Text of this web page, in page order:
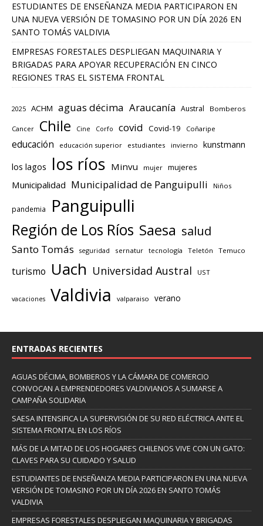
ESTUDIANTES DE ENSEÑANZA MEDIA PARTICIPARON EN
UNA NUEVA VERSIÓN DE TOMASINO POR UN DÍA 2026 EN
SANTO TOMÁS VALDIVIA
EMPRESAS FORESTALES DESPLIEGAN MAQUINARIA Y
BRIGADAS PARA APOYAR RECUPERACIÓN EN CINCO
REGIONES TRAS EL SISTEMA FRONTAL
2025 ACHM aguas décima Araucanía Austral Bomberos
Cancer Chile Cine Corfo covid Covid-19 Coñaripe
educación educación superior estudiantes invierno kunstmann
los lagos los ríos Minvu mujer mujeres
Municipalidad Municipalidad de Panguipulli Niños
pandemia Panguipulli
Región de Los Ríos Saesa salud
Santo Tomás seguridad sernatur tecnología Teletón Temuco
turismo Uach Universidad Austral UST
vacaciones Valdivia valparaiso verano
ENTRADAS RECIENTES
AGUAS DÉCIMA, BOMBEROS Y LA CÁMARA DE COMERCIO
CONVOCAN A EMPRENDEDORES VALDIVIANOS A SUMARSE A
CAMPAÑA SOLIDARIA
SAESA INTENSIFICA LA SUPERVISIÓN DE SU RED ELÉCTRICA ANTE EL
SISTEMA FRONTAL EN LOS RÍOS
MÁS DE LA MITAD DE LOS HOGARES CHILENOS VIVE CON UN GATO:
CLAVES PARA SU CUIDADO Y SALUD
ESTUDIANTES DE ENSEÑANZA MEDIA PARTICIPARON EN UNA NUEVA
VERSIÓN DE TOMASINO POR UN DÍA 2026 EN SANTO TOMÁS
VALDIVIA
EMPRESAS FORESTALES DESPLIEGAN MAQUINARIA Y BRIGADAS